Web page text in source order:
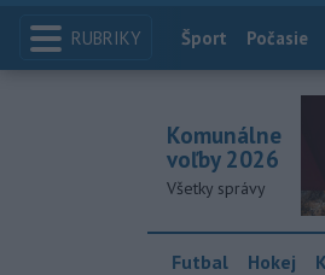
RUBRIKY Index
Šport Počasie
Komunálne
voľby 2026
Všetky správy
Futbal Hokej